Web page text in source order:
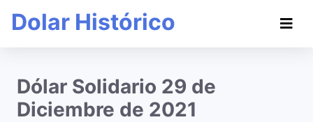
Dolar Histórico
Dólar Solidario 29 de
Diciembre de 2021